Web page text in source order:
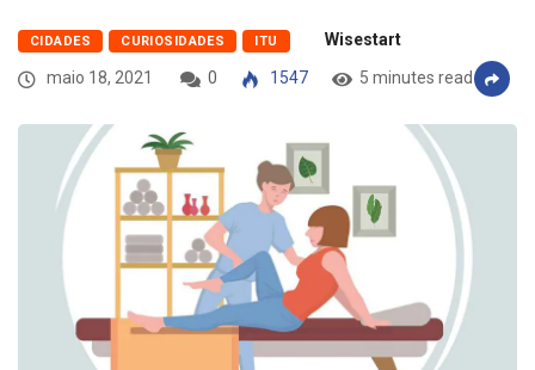
CIDADES CURIOSIDADES ITU
Wisestart
maio 18, 2021
0 1547 5 minutes read